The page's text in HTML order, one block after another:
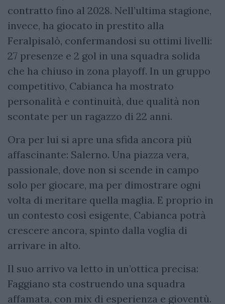
contratto fino al 2028. Nell’ultima stagione,
invece, ha giocato in prestito alla
Feralpisalò, confermandosi su ottimi livelli:
27 presenze e 2 gol in una squadra solida
che ha chiuso in zona playoff. In un gruppo
competitivo, Cabianca ha mostrato
personalità e continuità, due qualità non
scontate per un ragazzo di 22 anni.
Ora per lui si apre una sfida ancora più
affascinante: Salerno. Una piazza vera,
passionale, dove non si scende in campo
solo per giocare, ma per dimostrare ogni
volta di meritare quella maglia. E proprio in
un contesto così esigente, Cabianca potrà
crescere ancora, spinto dalla voglia di
arrivare in alto.
Il suo arrivo va letto in un’ottica precisa:
Faggiano sta costruendo una squadra
affamata, con mix di esperienza e gioventù.